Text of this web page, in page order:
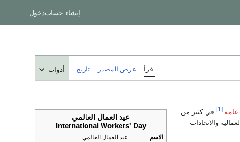
إنشاء حسابدخول
اقرأ عرض المصدر تاريخ أدوات
عيد العمال العالمي
International Workers' Day
الاسم
عيد العمال العالمي
[1]
في كثير من
والاتحادات